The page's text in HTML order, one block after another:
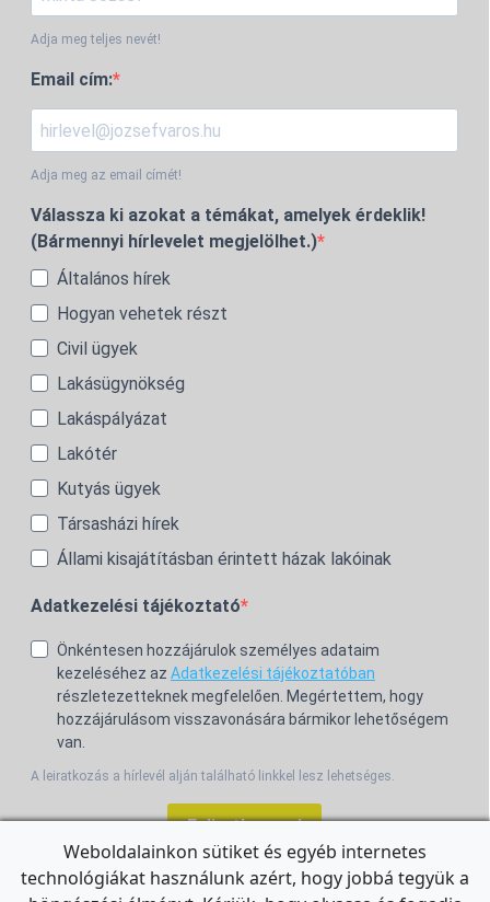
Adja meg teljes nevét!
Email cím:
Adja meg az email címét!
Válassza ki azokat a témákat, amelyek érdeklik!
(Bármennyi hírlevelet megjelölhet.)
Általános hírek
Hogyan vehetek részt
Civil ügyek
Lakásügynökség
Lakáspályázat
Lakótér
Kutyás ügyek
Társasházi hírek
Állami kisajátításban érintett házak lakóinak
Adatkezelési tájékoztató
Önkéntesen hozzájárulok személyes adataim
kezeléséhez az Adatkezelési tájékoztatóban
részletezetteknek megfelelően. Megértettem, hogy
hozzájárulásom visszavonására bármikor lehetőségem
van.
A leiratkozás a hírlevél alján található linkkel lesz lehetséges.
Feliratkozom!
Weboldalainkon sütiket és egyéb internetes
technológiákat használunk azért, hogy jobbá tegyük a